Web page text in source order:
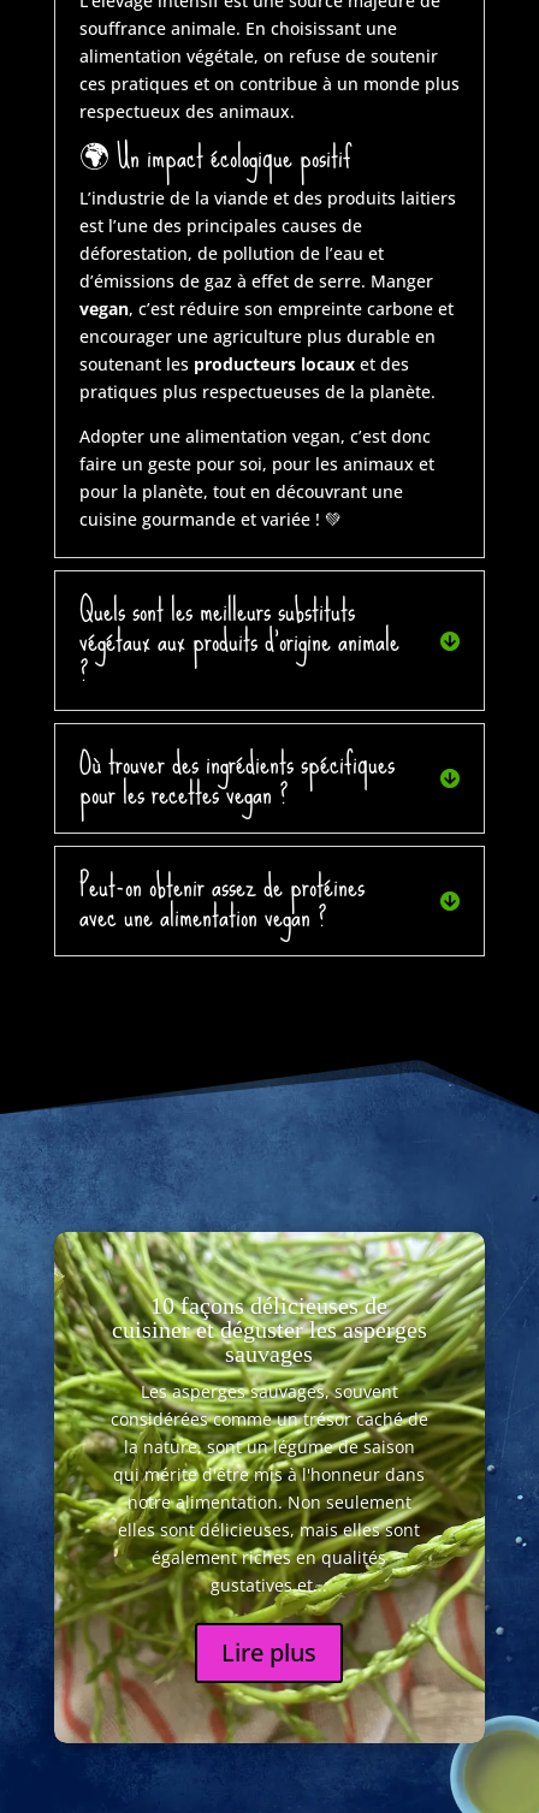
souffrance animale. En choisissant une
alimentation végétale, on refuse de soutenir
ces pratiques et on contribue à un monde plus
respectueux des animaux.
🌍Un impact écologique positif
L’industrie de la viande et des produits laitiers
est l’une des principales causes de
déforestation, de pollution de l’eau et
d’émissions de gaz à effet de serre. Manger
vegan, c’est réduire son empreinte carbone et
encourager une agriculture plus durable en
soutenant les producteurs locauxet des
pratiques plus respectueuses de la planète.
Adopter une alimentation vegan, c’est donc
faire un geste pour soi, pour les animaux et
pour la planète, tout en découvrant une
cuisine gourmande et variée ! 💚
Quels sont les meilleurs substituts
végétaux aux produits d'origine animale
?
Où trouver des ingrédients spécifiques
pour les recettes vegan ?
Peut-on obtenir assez de protéines
avec une alimentation vegan ?
10 façons délicieuses de
cuisiner et déguster les asperges
sauvages
Les asperges sauvages, souvent
considérées comme un trésor caché de
la nature, sont un légume de saison
qui mérite d'être mis à l'honneur dans
notre alimentation. Non seulement
elles sont délicieuses, mais elles sont
également riches en qualités
gustatives et...
Lire plus